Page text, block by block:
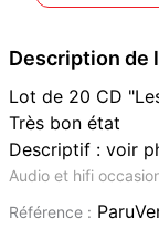
Description de
Lot de 20 CD
Très bon état
Descriptif : voir
Audio et hifi
Référence :